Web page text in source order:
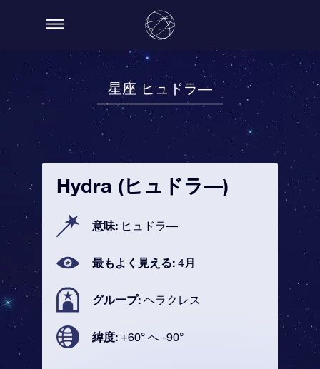
星座 ヒュドラ―
Hydra (ヒュドラ―)
意味: ヒュドラ―
最もよく見える: 4月
グループ: ヘラクレス
緯度: +60° へ -90°